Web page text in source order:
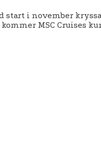
start i november
MSC Cruises